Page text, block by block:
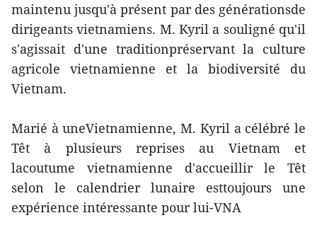
maintenu jusqu'à présent par des générationsde
dirigeants vietnamiens. M. Kyril a souligné qu'il
s'agissait d'une traditionpréservant la culture
agricole vietnamienne et la biodiversité du
Vietnam.
Marié à uneVietnamienne, M. Kyril a célébré le
Têt à plusieurs reprises au Vietnam et
lacoutume vietnamienne d'accueillir le Têt
selon le calendrier lunaire esttoujours une
expérience intéressante pour lui-VNA